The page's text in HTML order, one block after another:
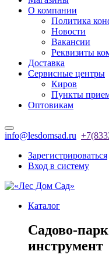
О компании
Политика
Новости
Вакансии
Реквизиты
Доставка
Сервисные центры
Киров
Пункты
Оптовикам
info@lesdomsad.ru
Зарегистрироваться
Вход в систему
Каталог
Садово-
инструмент